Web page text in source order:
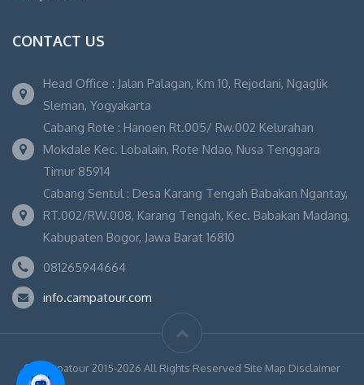
CONTACT US
Head Office : Jalan Palagan, Km 10, Rejodani, Ngaglik
Sleman, Yogyakarta
Cabang Rote : Hanoen Rt.005/ Rw.002 Kelurahan
Mokdale Kec. Lobalain, Rote Ndao, Nusa Tenggara
Timur 85914
Cabang Sentul : Desa Karang Tengah Babakan Ngantay,
RT.002/RW.008, Karang Tengah, Kec. Babakan Madang,
Kabupaten Bogor, Jawa Barat 16810
081265944664
info.campatour.com
© Campatour 2015-2026 All Rights Reserved Site Map Disclaimer